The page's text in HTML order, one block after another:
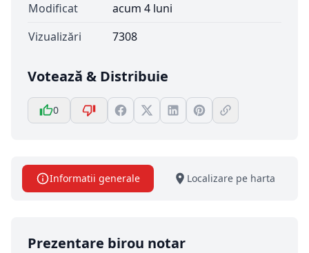
Modificat
acum 4 luni
Vizualizări
7308
Votează & Distribuie
0
Informatii generale Localizare pe harta
Prezentare birou notar